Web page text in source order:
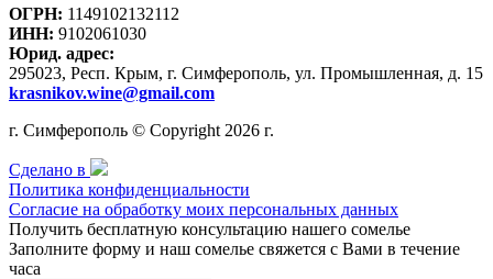
ОГРН: 1149102132112
ИНН: 9102061030
Юрид. адрес:
295023, Респ. Крым, г. Симферополь, ул. Промышленная, д. 15
krasnikov.wine@gmail.com
г. Симферополь © Copyright 2026 г.
Сделано в
Политика конфиденциальности
Согласие на обработку моих персональных данных
Получить бесплатную консультацию нашего сомелье
Заполните форму и наш сомелье свяжется с Вами в течение
часа